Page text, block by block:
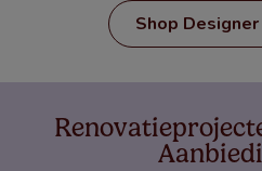
Shop